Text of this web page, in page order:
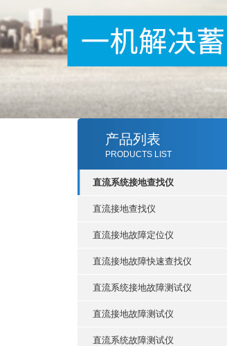
产品列表
PRODUCTS LIST
直流系统接地查找仪
直流接地查找仪
直流接地故障定位仪
直流接地故障快速查找仪
直流系统接地故障测试仪
直流接地故障测试仪
直流系统故障测试仪